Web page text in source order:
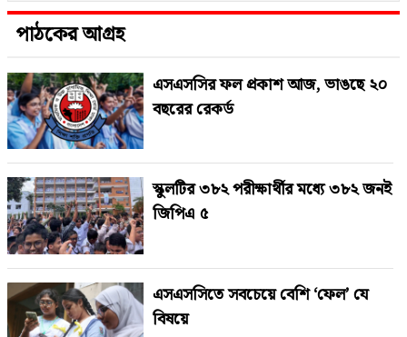
পাঠকের আগ্রহ
এসএসসির ফল প্রকাশ আজ, ভাঙছে ২০
বছরের রেকর্ড
স্কুলটির ৩৮২ পরীক্ষার্থীর মধ্যে ৩৮২ জনই
জিপিএ ৫
এসএসসিতে সবচেয়ে বেশি ‘ফেল’ যে
বিষয়ে